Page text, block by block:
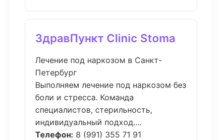
ЗдравПункт Clinic Stoma
Лечение под наркозом в Санкт-
Петербург
Выполняем лечение под наркозом без
боли и стресса. Команда
специалистов, стерильность,
индивидуальный подход....
Телефон: 8 (991) 355 71 91